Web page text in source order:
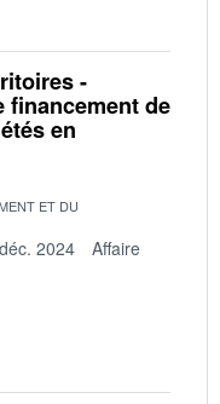
-
financement de
en
ET DU
2024
Affaire